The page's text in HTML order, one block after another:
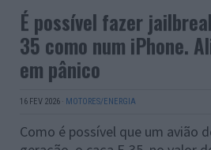
É possível fazer
35 como num iPhone.
em pânico
16 FEV 2026 · MOTORES/ENERGIA
Como é possível que um avião